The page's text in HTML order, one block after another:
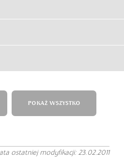
POKAŻ WSZYSTKO
ostatniej modyfikacji: 23.02.2011